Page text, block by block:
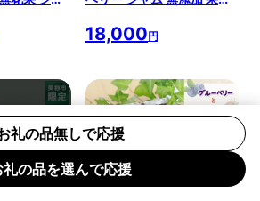
礼の品無しで応援
礼の品を選んで応援
美祢市 美
口 美祢 特産品 りんご 林檎
18,000円
中